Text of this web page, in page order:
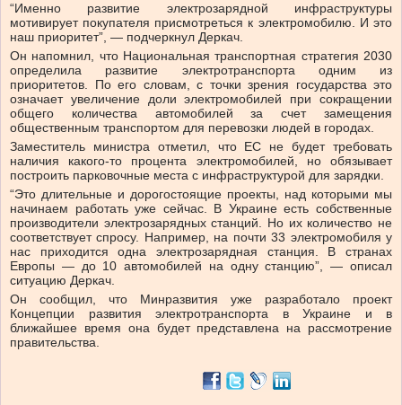
“Именно развитие электрозарядной инфраструктуры
мотивирует покупателя присмотреться к электромобилю. И это
наш приоритет”, — подчеркнул Деркач.
Он напомнил, что Национальная транспортная стратегия 2030
определила развитие электротранспорта одним из
приоритетов. По его словам, с точки зрения государства это
означает увеличение доли электромобилей при сокращении
общего количества автомобилей за счет замещения
общественным транспортом для перевозки людей в городах.
Заместитель министра отметил, что ЕС не будет требовать
наличия какого-то процента электромобилей, но обязывает
построить парковочные места с инфраструктурой для зарядки.
“Это длительные и дорогостоящие проекты, над которыми мы
начинаем работать уже сейчас. В Украине есть собственные
производители электрозарядных станций. Но их количество не
соответствует спросу. Например, на почти 33 электромобиля у
нас приходится одна электрозарядная станция. В странах
Европы — до 10 автомобилей на одну станцию”, — описал
ситуацию Деркач.
Он сообщил, что Минразвития уже разработало проект
Концепции развития электротранспорта в Украине и в
ближайшее время она будет представлена на рассмотрение
правительства.